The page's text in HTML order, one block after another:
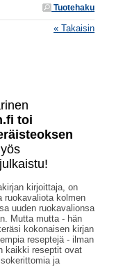
Tuotehaku
« Takaisin
toi
kirjoittaja, on
ruokavaliota kolmen
uuden ruokavalionsa
Mutta mutta - hän
kokonaisen kirjan
reseptejä - ilman
kaikki reseptit ovat
ja